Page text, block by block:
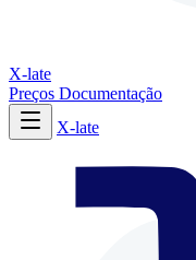
X-late
Preços Documentação
X-late